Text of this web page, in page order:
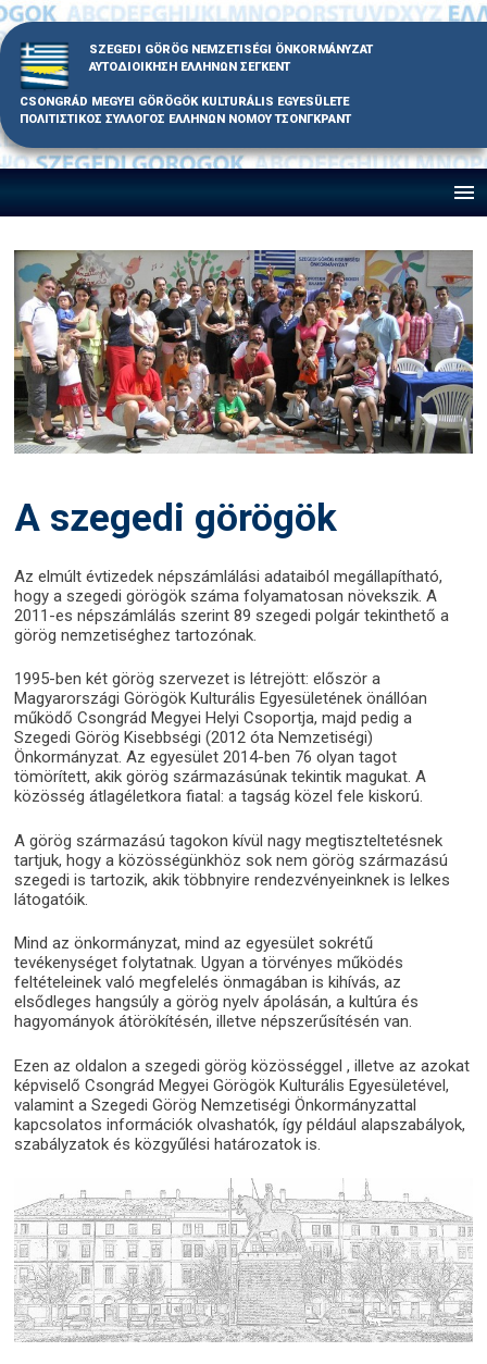
Skip
to
content
SZEGEDI GÖRÖG NEMZETISÉGI ÖNKORMÁNYZAT
ΑΥΤΟΔΙΟΙΚΗΣΗ ΕΛΛΗΝΩΝ ΣΕΓΚΕΝΤ
CSONGRÁD MEGYEI GÖRÖGÖK KULTURÁLIS EGYESÜLETE
ΠΟΛΙΤΙΣΤΙΚΟΣ ΣΥΛΛΟΓΟΣ ΕΛΛΗΝΩΝ ΝΟΜΟΥ ΤΣΟΝΓΚΡΑΝΤ
A szegedi görögök
Az elmúlt évtizedek népszámlálási adataiból megállapítható,
hogy a szegedi görögök száma folyamatosan növekszik. A
2011-es népszámlálás szerint 89 szegedi polgár tekinthető a
görög nemzetiséghez tartozónak.
1995-ben két görög szervezet is létrejött: először a
Magyarországi Görögök Kulturális Egyesületének önállóan
működő Csongrád Megyei Helyi Csoportja, majd pedig a
Szegedi Görög Kisebbségi (2012 óta Nemzetiségi)
Önkormányzat. Az egyesület 2014-ben 76 olyan tagot
tömörített, akik görög származásúnak tekintik magukat. A
közösség átlagéletkora fiatal: a tagság közel fele kiskorú.
A görög származású tagokon kívül nagy megtiszteltetésnek
tartjuk, hogy a közösségünkhöz sok nem görög származású
szegedi is tartozik, akik többnyire rendezvényeinknek is lelkes
látogatóik.
Mind az önkormányzat, mind az egyesület sokrétű
tevékenységet folytatnak. Ugyan a törvényes működés
feltételeinek való megfelelés önmagában is kihívás, az
elsődleges hangsúly a görög nyelv ápolásán, a kultúra és
hagyományok átörökítésén, illetve népszerűsítésén van.
Ezen az oldalon a szegedi görög közösséggel , illetve az azokat
képviselő Csongrád Megyei Görögök Kulturális Egyesületével,
valamint a Szegedi Görög Nemzetiségi Önkormányzattal
kapcsolatos információk olvashatók, így például alapszabályok,
szabályzatok és közgyűlési határozatok is.